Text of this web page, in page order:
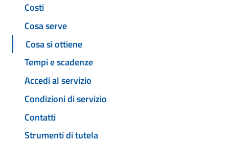
Costi
Cosa serve
Cosa si ottiene
Tempi e scadenze
Accedi al servizio
Condizioni di servizio
Contatti
Strumenti di tutela